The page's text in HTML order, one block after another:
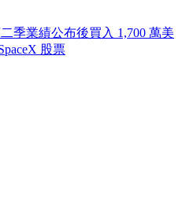
季業績公布後買入 1,700 萬美
股票